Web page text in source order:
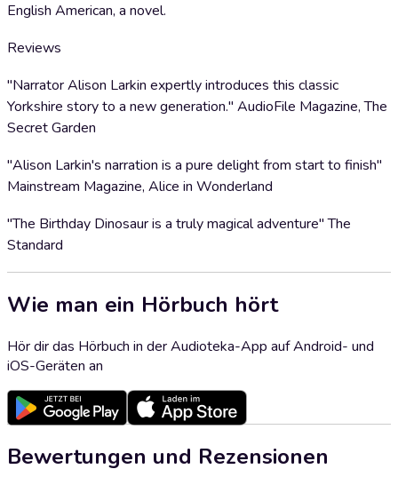
English American, a novel.
Reviews
"Narrator Alison Larkin expertly introduces this classic
Yorkshire story to a new generation." AudioFile Magazine, The
Secret Garden
"Alison Larkin's narration is a pure delight from start to finish"
Mainstream Magazine, Alice in Wonderland
"The Birthday Dinosaur is a truly magical adventure" The
Standard
Wie man ein Hörbuch hört
Hör dir das Hörbuch in der Audioteka-App auf Android- und
iOS-Geräten an
Bewertungen und Rezensionen